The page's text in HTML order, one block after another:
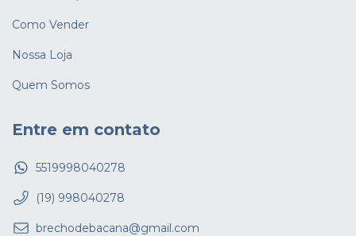
Como Vender
Nossa Loja
Quem Somos
Entre em contato
5519998040278
(19) 998040278
brechodebacana@gmail.com